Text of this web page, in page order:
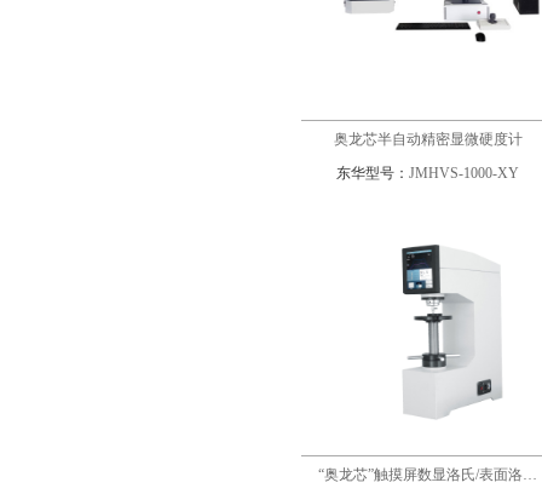
奥龙芯半自动精密显微硬度计
东华型号：JMHVS-1000-XY
“奥龙芯”触摸屏数显洛氏/表面洛…